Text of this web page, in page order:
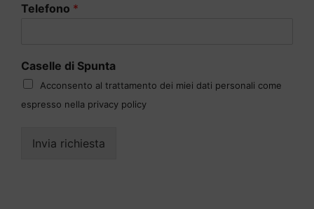
Telefono *
Caselle di Spunta
Acconsento al trattamento dei miei dati personali come
espresso nella privacy policy
Invia richiesta